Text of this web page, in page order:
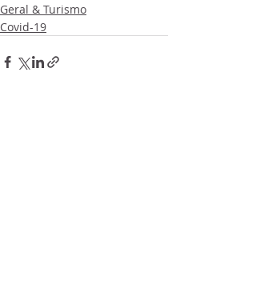
Geral & Turismo
Covid-19